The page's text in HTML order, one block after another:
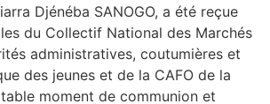
Djénéba SANOGO, a été reçue
du Collectif National des Marchés
administratives, coutumières et
des jeunes et de la CAFO de la
moment de communion et